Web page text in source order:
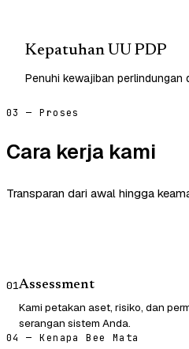
Kepatuhan UU PDP
Penuhi kewajiban perlindungan
03 — Proses
Cara kerja kami
Transparan dari awal hingga
01Assessment
Kami petakan aset, risiko, dan
serangan sistem Anda.
04 — Kenapa Bee Mata